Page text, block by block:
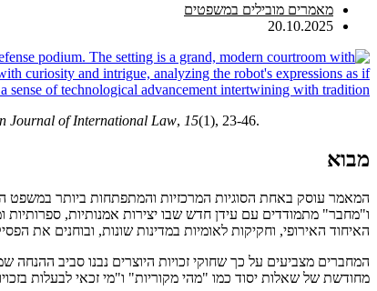
מאמרים מובילים במשפטים
20.10.2025
Journal of International Law, 15(1), 23-46.
מבוא
ו"מחבר" מתמודדים עם עידן חדש שבו יצירות אמנותיות, ספרותיות
האיחוד האירופי, וחקיקות לאומיות במדינות שונות, ובוחנים את
המחברים מצביעים על כך שחוקי זכויות היוצרים נבנו סביב
מחודשת של שאלות יסוד כמו "מהי מקוריות" ו"מי זכאי לבעלות